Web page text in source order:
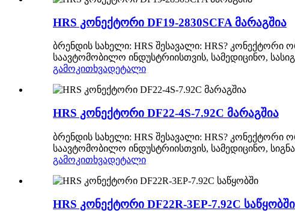
HRS კონექტორი DF19-2830SCFA მარაგშია
ბრენდის სახელი: HRS შესავალი: HRS? კონექტორი
საავტომობილო ინდუსტრიისთვის, სამედიცინო,
გამოკითხვადეტალი
HRS კონექტორი DF22-4S-7.92C მარაგშია
ბრენდის სახელი: HRS შესავალი: HRS? კონექტორი
საავტომობილო ინდუსტრიისთვის, სამედიცინო,
გამოკითხვადეტალი
HRS კონექტორი DF22R-3EP-7.92C საწყობში